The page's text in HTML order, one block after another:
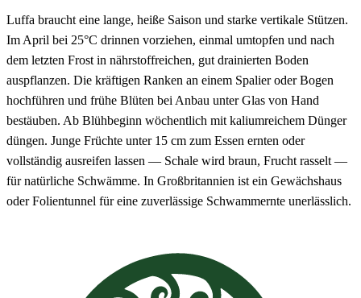
Luffa braucht eine lange, heiße Saison und starke vertikale Stützen.
Im April bei 25°C drinnen vorziehen, einmal umtopfen und nach
dem letzten Frost in nährstoffreichen, gut drainierten Boden
auspflanzen. Die kräftigen Ranken an einem Spalier oder Bogen
hochführen und frühe Blüten bei Anbau unter Glas von Hand
bestäuben. Ab Blühbeginn wöchentlich mit kaliumreichem Dünger
düngen. Junge Früchte unter 15 cm zum Essen ernten oder
vollständig ausreifen lassen — Schale wird braun, Frucht rasselt —
für natürliche Schwämme. In Großbritannien ist ein Gewächshaus
oder Folientunnel für eine zuverlässige Schwammernte unerlässlich.